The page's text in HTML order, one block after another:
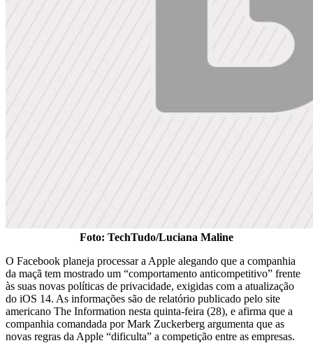
Foto: TechTudo/Luciana Maline
O Facebook planeja processar a Apple alegando que a companhia
da maçã tem mostrado um “comportamento anticompetitivo” frente
às suas novas políticas de privacidade, exigidas com a atualização
do iOS 14. As informações são de relatório publicado pelo site
americano The Information nesta quinta-feira (28), e afirma que a
companhia comandada por Mark Zuckerberg argumenta que as
novas regras da Apple “dificulta” a competição entre as empresas.